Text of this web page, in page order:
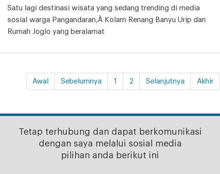
Satu lagi destinasi wisata yang sedang trending di media
sosial warga Pangandaran,Â Kolam Renang Banyu Urip dan
Rumah Joglo yang beralamat
Awal Sebelumnya 1 2 Selanjutnya Akhir
Tetap terhubung dan dapat berkomunikasi
dengan saya melalui sosial media
pilihan anda berikut ini